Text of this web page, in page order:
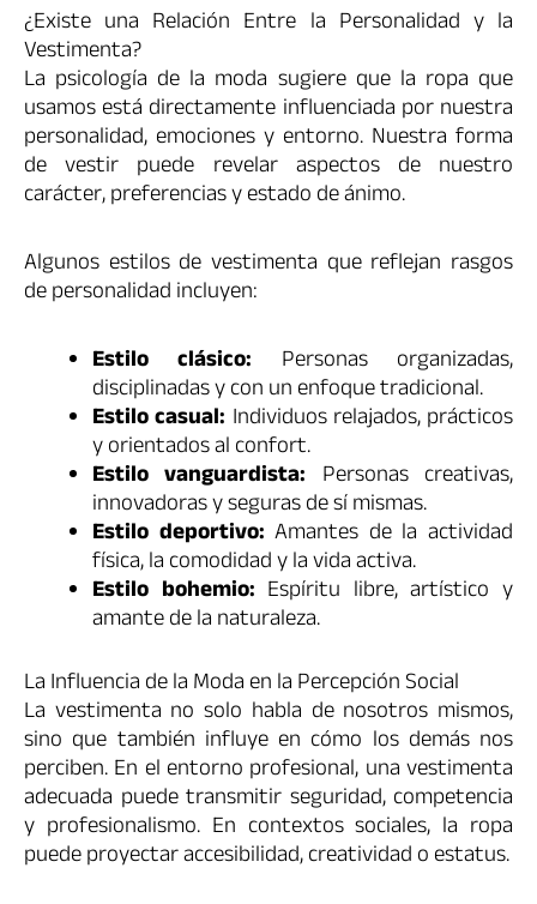
¿Existe una Relación Entre la Personalidad y la
Vestimenta?
La psicología de la moda sugiere que la ropa que
usamos está directamente influenciada por nuestra
personalidad, emociones y entorno. Nuestra forma
de vestir puede revelar aspectos de nuestro
carácter, preferencias y estado de ánimo.
Algunos estilos de vestimenta que reflejan rasgos
de personalidad incluyen:
Estilo clásico: Personas organizadas,
disciplinadas y con un enfoque tradicional.
Estilo casual: Individuos relajados, prácticos
y orientados al confort.
Estilo vanguardista: Personas creativas,
innovadoras y seguras de sí mismas.
Estilo deportivo: Amantes de la actividad
física, la comodidad y la vida activa.
Estilo bohemio: Espíritu libre, artístico y
amante de la naturaleza.
La Influencia de la Moda en la Percepción Social
La vestimenta no solo habla de nosotros mismos,
sino que también influye en cómo los demás nos
perciben. En el entorno profesional, una vestimenta
adecuada puede transmitir seguridad, competencia
y profesionalismo. En contextos sociales, la ropa
puede proyectar accesibilidad, creatividad o estatus.